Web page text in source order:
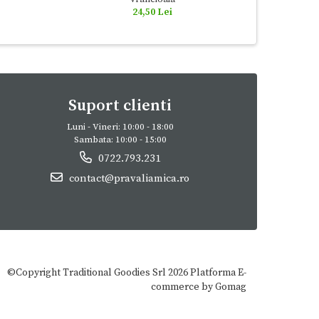
24,50 Lei
Suport clienti
Luni - Vineri: 10:00 - 18:00
Sambata: 10:00 - 15:00
0722.793.231
contact@pravaliamica.ro
©Copyright Traditional Goodies Srl 2026Platforma E-
commerce by Gomag